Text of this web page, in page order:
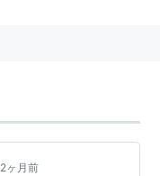
2ヶ月前